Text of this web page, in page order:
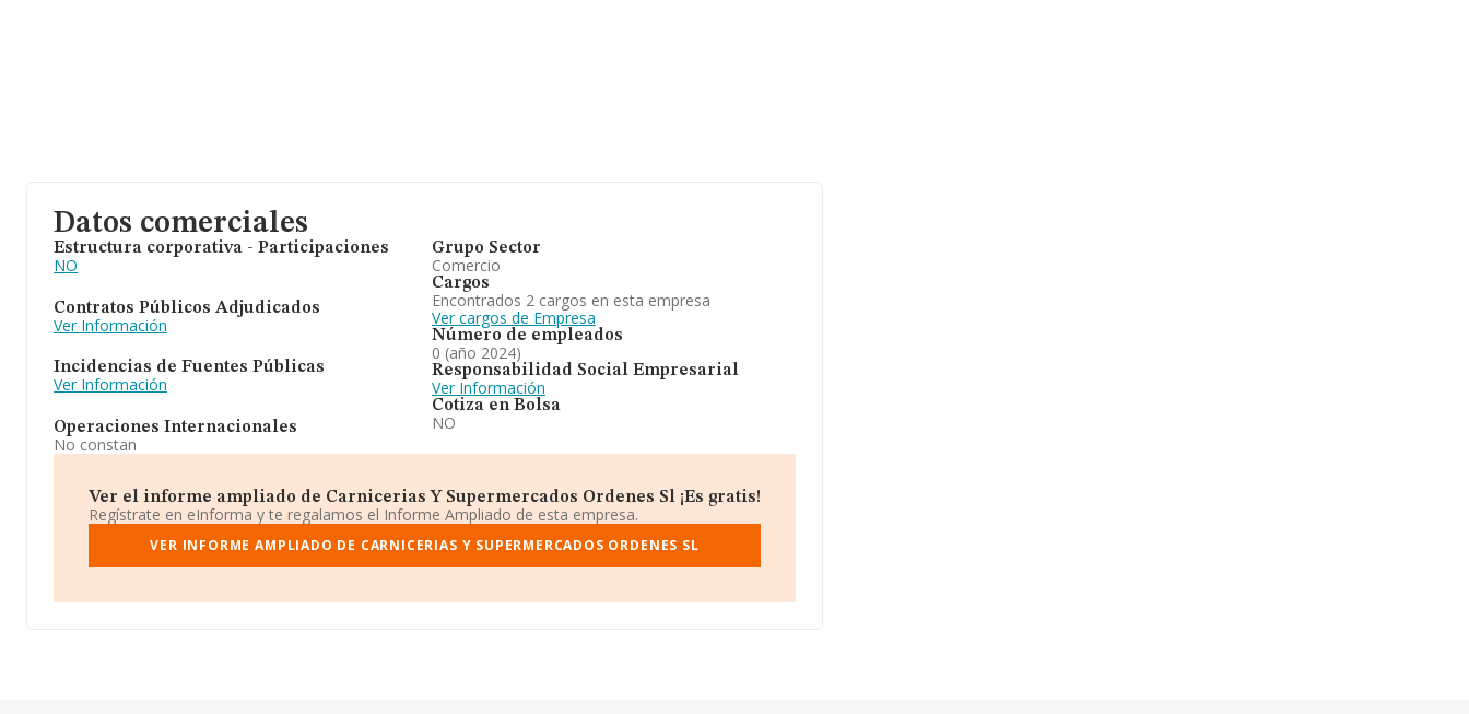
Datos comerciales
Estructura corporativa - Participaciones
NO
Contratos Públicos Adjudicados
Ver Información
Incidencias de Fuentes Públicas
Ver Información
Operaciones Internacionales
No constan
Grupo Sector
Comercio
Cargos
Encontrados 2 cargos en esta empresa
Ver cargos de Empresa
Número de empleados
0 (año 2024)
Responsabilidad Social Empresarial
Ver Información
Cotiza en Bolsa
NO
Ver el informe ampliado de Carnicerias Y Supermercados Ordenes Sl ¡Es gratis!
Regístrate en eInforma y te regalamos el Informe Ampliado de esta empresa.
VER INFORME AMPLIADO DE CARNICERIAS Y SUPERMERCADOS ORDENES SL